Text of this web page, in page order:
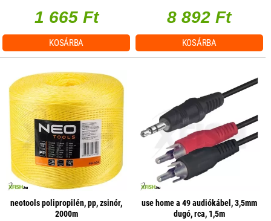
1 665 Ft
KOSÁRBA
8 892 Ft
KOSÁRBA
neotools polipropilén, pp, zsinór,
2000m
use home a 49 audiókábel, 3,5mm
dugó, rca, 1,5m